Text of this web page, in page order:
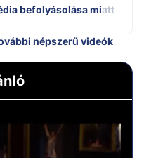
befolyásolása miatt
népszerű videók